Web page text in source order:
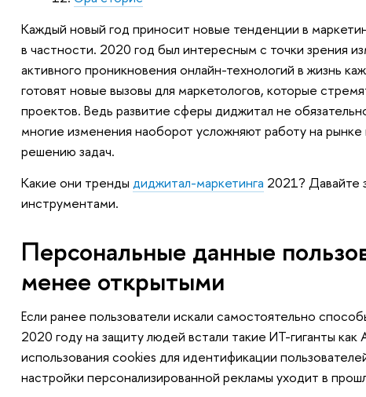
Каждый новый год приносит новые тенденции в
в частности. 2020 год был интересным с точки зрения
активного проникновения онлайн-технологий в жизнь
готовят новые вызовы для маркетологов, которые
проектов. Ведь развитие сферы диджитал не
многие изменения наоборот усложняют работу на
решению задач.
Какие они трендыдиджитал-маркетинга 2021? Давайте
инструментами.
Персональные данные
менее открытыми
Если ранее пользователи искали самостоятельно
2020 году на защиту людей встали такие ИТ-гиганты как
использования cookies для идентификации
настройки персонализированной рекламы уходит в